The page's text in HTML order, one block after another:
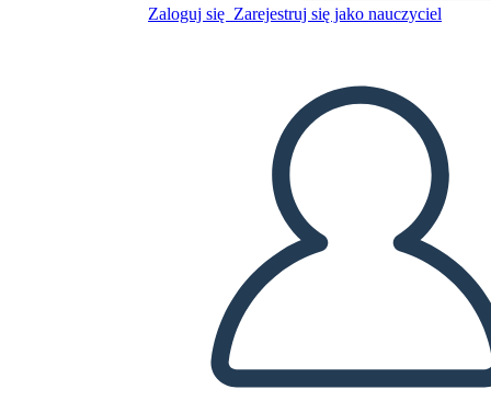
Zaloguj się Zarejestruj się jako nauczyciel
Skopiuj tę scenorys
ODTWARZANIE POKAZU SLAJDÓW
PRZECZYTAJ MI